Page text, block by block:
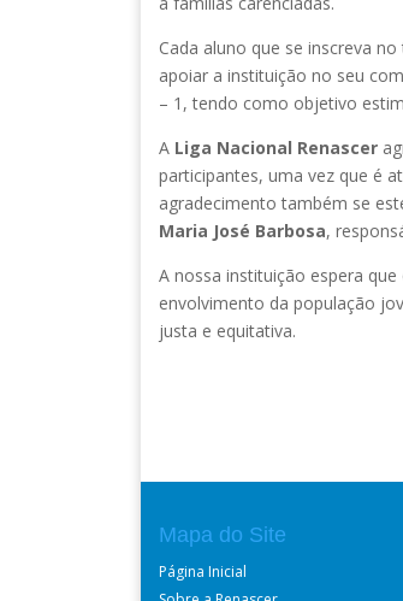
Cada aluno que se inscreva
apoiar a instituição no seu
– 1, tendo como objetivo
A Liga Nacional Renascer
participantes, uma vez que é
agradecimento também se
Maria José Barbosa,
A nossa instituição espera
envolvimento da população
justa e equitativa.
Mapa do Site
Página Inicial